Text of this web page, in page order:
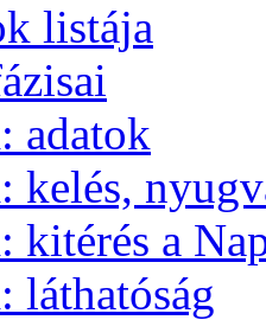
lis­tá­ja
ada­tok
ke­lés,
ki­té­rés a
lát­ha­tó­ság